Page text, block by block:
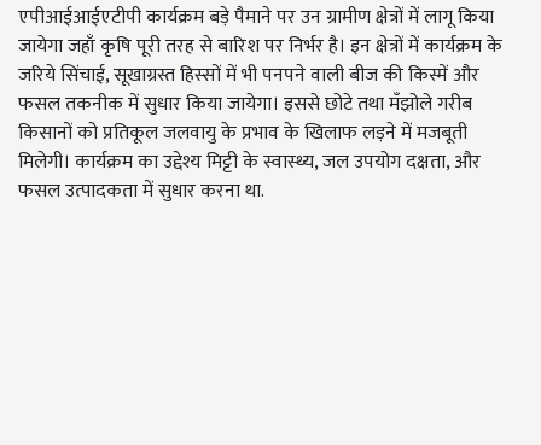
एपीआईआईएटीपी कार्यक्रम बड़े पैमाने पर उन ग्रामीण क्षेत्रों में लागू किया
जायेगा जहाँ कृषि पूरी तरह से बारिश पर निर्भर है। इन क्षेत्रों में कार्यक्रम के
जरिये सिंचाई, सूखाग्रस्त हिस्सों में भी पनपने वाली बीज की किस्में और
फसल तकनीक में सुधार किया जायेगा। इससे छोटे तथा मँझोले गरीब
किसानों को प्रतिकूल जलवायु के प्रभाव के खिलाफ लड़ने में मजबूती
मिलेगी। कार्यक्रम का उद्देश्य मिट्टी के स्वास्थ्य, जल उपयोग दक्षता, और
फसल उत्पादकता में सुधार करना था.